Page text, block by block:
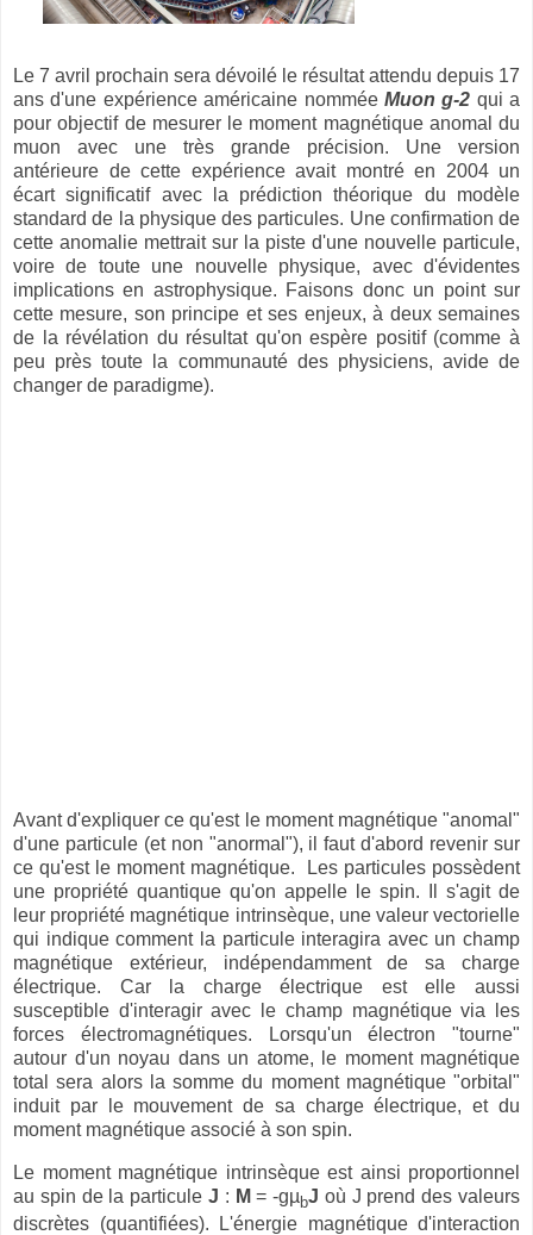
Le 7 avril prochain sera dévoilé le résultat attendu depuis 17
ans d'une expérience américaine nommée Muon g-2 qui a
pour objectif de mesurer le moment magnétique anomal du
muon avec une très grande précision. Une version
antérieure de cette expérience avait montré en 2004 un
écart significatif avec la prédiction théorique du modèle
standard de la physique des particules. Une confirmation de
cette anomalie mettrait sur la piste d'une nouvelle particule,
voire de toute une nouvelle physique, avec d'évidentes
implications en astrophysique. Faisons donc un point sur
cette mesure, son principe et ses enjeux, à deux semaines
de la révélation du résultat qu'on espère positif (comme à
peu près toute la communauté des physiciens, avide de
changer de paradigme).
Avant d'expliquer ce qu'est le moment magnétique "anomal"
d'une particule (et non "anormal"), il faut d'abord revenir sur
ce qu'est le moment magnétique. Les particules possèdent
une propriété quantique qu'on appelle le spin. Il s'agit de
leur propriété magnétique intrinsèque, une valeur vectorielle
qui indique comment la particule interagira avec un champ
magnétique extérieur, indépendamment de sa charge
électrique. Car la charge électrique est elle aussi
susceptible d'interagir avec le champ magnétique via les
forces électromagnétiques. Lorsqu'un électron "tourne"
autour d'un noyau dans un atome, le moment magnétique
total sera alors la somme du moment magnétique "orbital"
induit par le mouvement de sa charge électrique, et du
moment magnétique associé à son spin.
Le moment magnétique intrinsèque est ainsi proportionnel
au spin de la particule J : M = -gµbJ où J prend des valeurs
discrètes (quantifiées). L'énergie magnétique d'interaction